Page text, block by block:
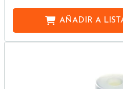
AÑADIR A